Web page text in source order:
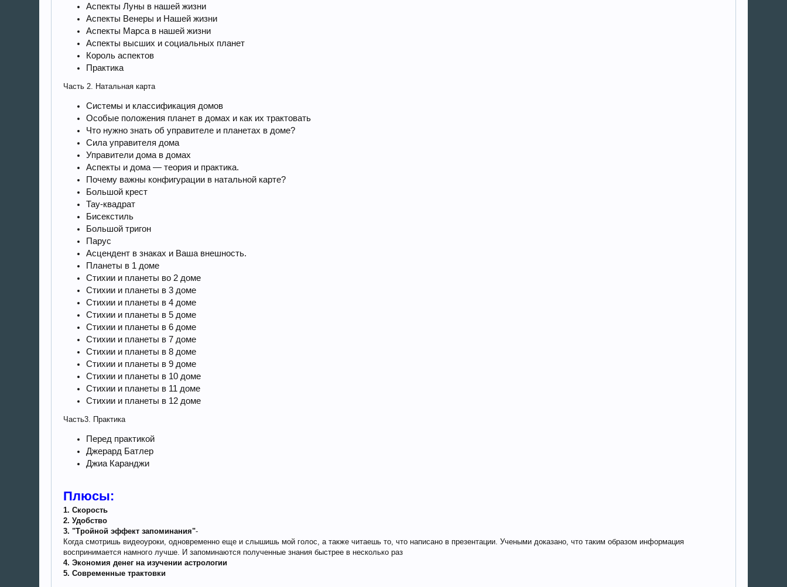
Аспекты Луны в нашей жизни
Аспекты Венеры и Нашей жизни
Аспекты Марса в нашей жизни
Аспекты высших и социальных планет
Король аспектов
Практика
Часть 2. Натальная карта
Системы и классификация домов
Особые положения планет в домах и как их трактовать
Что нужно знать об управителе и планетах в доме?
Сила управителя дома
Управители дома в домах
Аспекты и дома — теория и практика.
Почему важны конфигурации в натальной карте?
Большой крест
Тау-квадрат
Бисекстиль
Большой тригон
Парус
Асцендент в знаках и Ваша внешность.
Планеты в 1 доме
Стихии и планеты во 2 доме
Стихии и планеты в 3 доме
Стихии и планеты в 4 доме
Стихии и планеты в 5 доме
Стихии и планеты в 6 доме
Стихии и планеты в 7 доме
Стихии и планеты в 8 доме
Стихии и планеты в 9 доме
Стихии и планеты в 10 доме
Стихии и планеты в 11 доме
Стихии и планеты в 12 доме
Часть3. Практика
Перед практикой
Джерард Батлер
Джиа Каранджи
Плюсы:
1. Скорость
2. Удобство
3. "Тройной эффект запоминания"-
Когда смотришь видеоуроки, одновременно еще и слышишь мой голос, а также читаешь то, что написано в презентации. Учеными доказано, что таким образом информация
воспринимается намного лучше. И запоминаются полученные знания быстрее в несколько раз
4. Экономия денег на изучении астрологии
5. Современные трактовки